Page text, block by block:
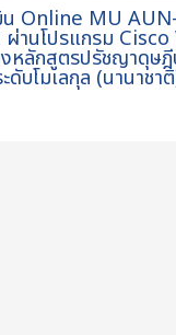
น Online MU
านโปรแกรม
หลักสูตรปรัชญาดุษ
ดับโมเลกุล (นานาชา